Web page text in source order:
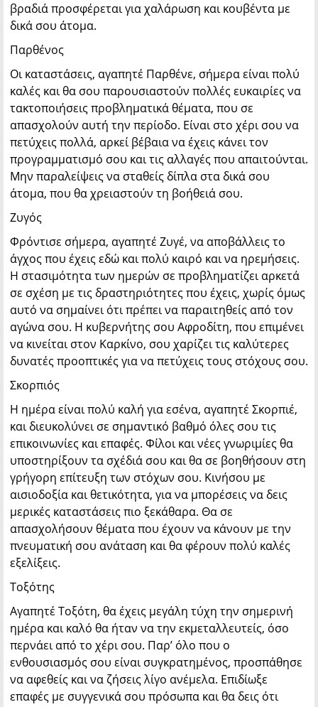
βραδιά προσφέρεται για χαλάρωση και κουβέντα με
δικά σου άτομα.
Παρθένος
Οι καταστάσεις, αγαπητέ Παρθένε, σήμερα είναι πολύ
καλές και θα σου παρουσιαστούν πολλές ευκαιρίες να
τακτοποιήσεις προβληματικά θέματα, που σε
απασχολούν αυτή την περίοδο. Είναι στο χέρι σου να
πετύχεις πολλά, αρκεί βέβαια να έχεις κάνει τον
προγραμματισμό σου και τις αλλαγές που απαιτούνται.
Μην παραλείψεις να σταθείς δίπλα στα δικά σου
άτομα, που θα χρειαστούν τη βοήθειά σου.
Ζυγός
Φρόντισε σήμερα, αγαπητέ Ζυγέ, να αποβάλλεις το
άγχος που έχεις εδώ και πολύ καιρό και να ηρεμήσεις.
Η στασιμότητα των ημερών σε προβληματίζει αρκετά
σε σχέση με τις δραστηριότητες που έχεις, χωρίς όμως
αυτό να σημαίνει ότι πρέπει να παραιτηθείς από τον
αγώνα σου. Η κυβερνήτης σου Αφροδίτη, που επιμένει
να κινείται στον Καρκίνο, σου χαρίζει τις καλύτερες
δυνατές προοπτικές για να πετύχεις τους στόχους σου.
Σκορπιός
Η ημέρα είναι πολύ καλή για εσένα, αγαπητέ Σκορπιέ,
και διευκολύνει σε σημαντικό βαθμό όλες σου τις
επικοινωνίες και επαφές. Φίλοι και νέες γνωριμίες θα
υποστηρίξουν τα σχέδιά σου και θα σε βοηθήσουν στη
γρήγορη επίτευξη των στόχων σου. Κινήσου με
αισιοδοξία και θετικότητα, για να μπορέσεις να δεις
μερικές καταστάσεις πιο ξεκάθαρα. Θα σε
απασχολήσουν θέματα που έχουν να κάνουν με την
πνευματική σου ανάταση και θα φέρουν πολύ καλές
εξελίξεις.
Τοξότης
Αγαπητέ Τοξότη, θα έχεις μεγάλη τύχη την σημερινή
ημέρα και καλό θα ήταν να την εκμεταλλευτείς, όσο
περνάει από το χέρι σου. Παρ’ όλο που ο
ενθουσιασμός σου είναι συγκρατημένος, προσπάθησε
να αφεθείς και να ζήσεις λίγο ανέμελα. Επιδίωξε
επαφές με συγγενικά σου πρόσωπα και θα δεις ότι